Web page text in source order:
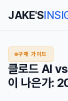
JAKE'S
구매 가이드
클로드 AI
이 나은가: